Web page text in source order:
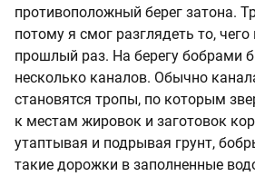
противоположный берег затона.
потому я смог разглядеть то,
прошлый раз. На берегу бобрами
несколько каналов. Обычно
становятся тропы, по которым
к местам жировок и заготовок
утаптывая и подрывая грунт,
такие дорожки в заполненные